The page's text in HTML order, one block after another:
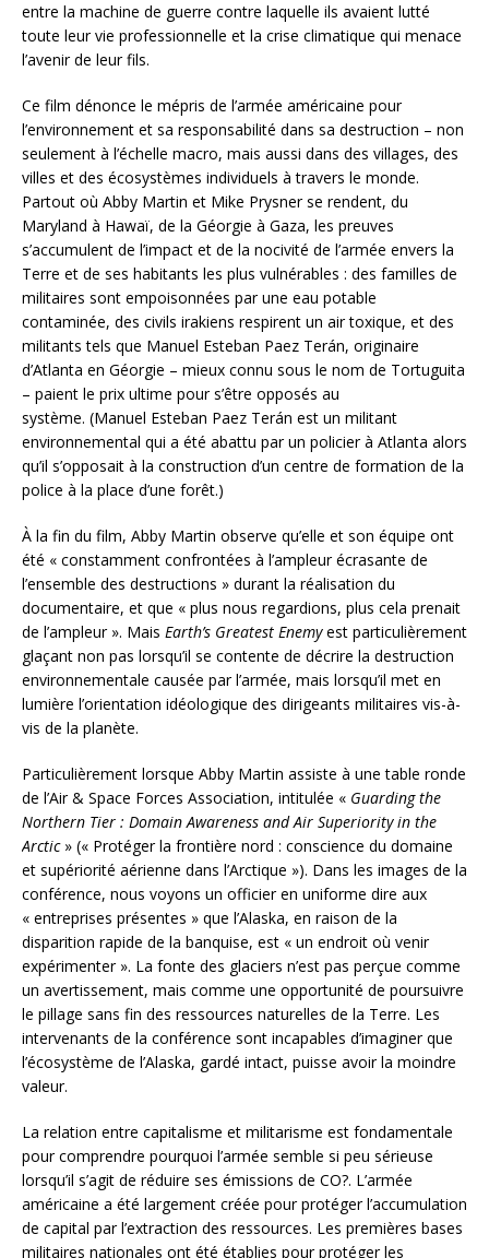
entre la machine de guerre contre laquelle ils avaient lutté
toute leur vie professionnelle et la crise climatique qui menace
l’avenir de leur fils.
Ce film dénonce le mépris de l’armée américaine pour
l’environnement et sa responsabilité dans sa destruction – non
seulement à l’échelle macro, mais aussi dans des villages, des
villes et des écosystèmes individuels à travers le monde.
Partout où Abby Martin et Mike Prysner se rendent, du
Maryland à Hawaï, de la Géorgie à Gaza, les preuves
s’accumulent de l’impact et de la nocivité de l’armée envers la
Terre et de ses habitants les plus vulnérables : des familles de
militaires sont empoisonnées par une eau potable
contaminée, des civils irakiens respirent un air toxique, et des
militants tels que Manuel Esteban Paez Terán, originaire
d’Atlanta en Géorgie – mieux connu sous le nom de Tortuguita
– paient le prix ultime pour s’être opposés au
système. (Manuel Esteban Paez Terán est un militant
environnemental qui a été abattu par un policier à Atlanta alors
qu’il s’opposait à la construction d’un centre de formation de la
police à la place d’une forêt.)
À la fin du film, Abby Martin observe qu’elle et son équipe ont
été « constamment confrontées à l’ampleur écrasante de
l’ensemble des destructions » durant la réalisation du
documentaire, et que « plus nous regardions, plus cela prenait
de l’ampleur ». Mais Earth’s Greatest Enemyest particulièrement
glaçant non pas lorsqu’il se contente de décrire la destruction
environnementale causée par l’armée, mais lorsqu’il met en
lumière l’orientation idéologique des dirigeants militaires vis-à-
vis de la planète.
Particulièrement lorsque Abby Martin assiste à une table ronde
de l’Air & Space Forces Association, intitulée « Guarding the
Northern Tier : Domain Awareness and Air Superiority in the
Arctic» (« Protéger la frontière nord : conscience du domaine
et supériorité aérienne dans l’Arctique »). Dans les images de la
conférence, nous voyons un officier en uniforme dire aux
« entreprises présentes » que l’Alaska, en raison de la
disparition rapide de la banquise, est « un endroit où venir
expérimenter ». La fonte des glaciers n’est pas perçue comme
un avertissement, mais comme une opportunité de poursuivre
le pillage sans fin des ressources naturelles de la Terre. Les
intervenants de la conférence sont incapables d’imaginer que
l’écosystème de l’Alaska, gardé intact, puisse avoir la moindre
valeur.
La relation entre capitalisme et militarisme est fondamentale
pour comprendre pourquoi l’armée semble si peu sérieuse
lorsqu’il s’agit de réduire ses émissions de CO?. L’armée
américaine a été largement créée pour protéger l’accumulation
de capital par l’extraction des ressources. Les premières bases
militaires nationales ont été établies pour protéger les